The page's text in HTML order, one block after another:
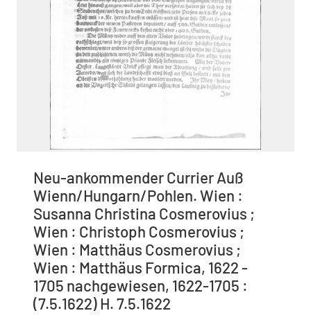
Neu-ankommender Currier Auß
Wienn/Hungarn/Pohlen. Wien :
Susanna Christina Cosmerovius ;
Wien : Christoph Cosmerovius ;
Wien : Matthäus Cosmerovius ;
Wien : Matthäus Formica, 1622 -
1705 nachgewiesen, 1622-1705 :
(7.5.1622) H. 7.5.1622